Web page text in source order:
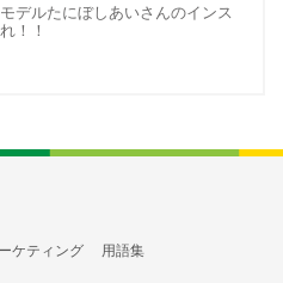
デルたにぼしあいさんのインス
！！
ケティング
用語集